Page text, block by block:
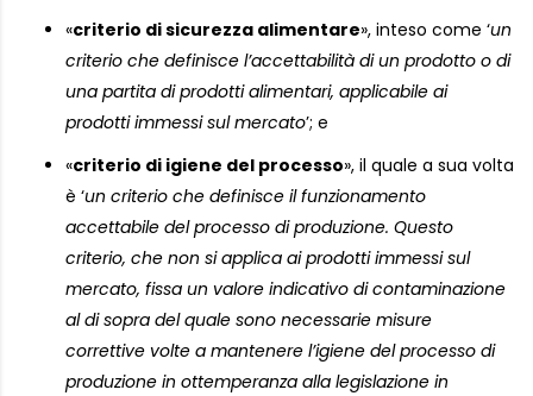
«criterio di sicurezza alimentare», inteso come ‘un
criterio che definisce l’accettabilità di un prodotto o di
una partita di prodotti alimentari, applicabile ai
prodotti immessi sul mercato’; e
«criterio di igiene del processo», il quale a sua volta
è ‘un criterio che definisce il funzionamento
accettabile del processo di produzione. Questo
criterio, che non si applica ai prodotti immessi sul
mercato, fissa un valore indicativo di contaminazione
al di sopra del quale sono necessarie misure
correttive volte a mantenere l’igiene del processo di
produzione in ottemperanza alla legislazione in